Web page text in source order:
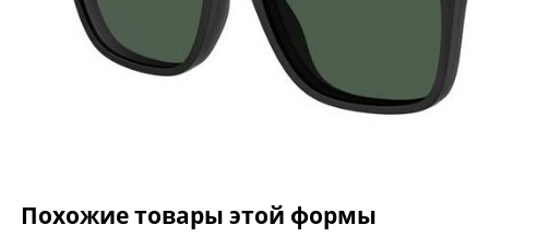
Похожие товары этой формы